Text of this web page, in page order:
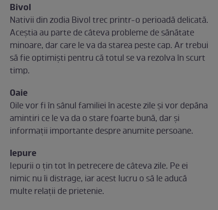
Bivol
Nativii din zodia Bivol trec printr-o perioadă delicată.
Aceștia au parte de câteva probleme de sănătate
minoare, dar care le va da starea peste cap. Ar trebui
să fie optimiști pentru că totul se va rezolva în scurt
timp.
Oaie
Oile vor fi în sânul familiei în aceste zile și vor depăna
amintiri ce le va da o stare foarte bună, dar și
informații importante despre anumite persoane.
Iepure
Iepurii o țin tot în petrecere de câteva zile. Pe ei
nimic nu îi distrage, iar acest lucru o să le aducă
multe relații de prietenie.